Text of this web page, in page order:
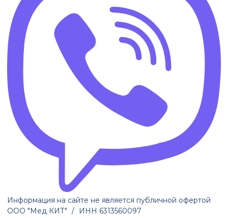
Информация на сайте не является публичной офертой
ООО "Мед КИТ" / ИНН 6313560097